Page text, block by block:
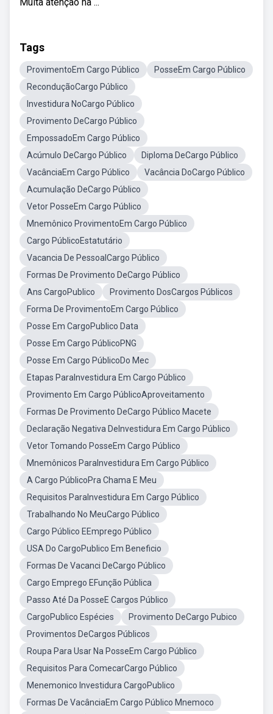
Tags
ProvimentoEm Cargo Público
PosseEm Cargo Público
ReconduçãoCargo Público
Investidura NoCargo Público
Provimento DeCargo Público
EmpossadoEm Cargo Público
Acúmulo DeCargo Público
Diploma DeCargo Público
VacânciaEm Cargo Público
Vacância DoCargo Público
Acumulação DeCargo Público
Vetor PosseEm Cargo Público
Mnemônico ProvimentoEm Cargo Público
Cargo PúblicoEstatutário
Vacancia De PessoalCargo Público
Formas De Provimento DeCargo Público
Ans CargoPublico
Provimento DosCargos Públicos
Forma De ProvimentoEm Cargo Público
Posse Em CargoPublico Data
Posse Em Cargo PúblicoPNG
Posse Em Cargo PúblicoDo Mec
Etapas ParaInvestidura Em Cargo Público
Provimento Em Cargo PúblicoAproveitamento
Formas De Provimento DeCargo Público Macete
Declaração Negativa DeInvestidura Em Cargo Público
Vetor Tomando PosseEm Cargo Público
Mnemônicos ParaInvestidura Em Cargo Público
A Cargo PúblicoPra Chama E Meu
Requisitos ParaInvestidura Em Cargo Público
Trabalhando No MeuCargo Público
Cargo Público EEmprego Público
USA Do CargoPublico Em Beneficio
Formas De Vacanci DeCargo Público
Cargo Emprego EFunção Pública
Passo Até Da PosseE Cargos Público
CargoPublico Espécies
Provimento DeCargo Pubico
Provimentos DeCargos Públicos
Roupa Para Usar Na PosseEm Cargo Público
Requisitos Para ComecarCargo Público
Menemonico Investidura CargoPublico
Formas De VacânciaEm Cargo Público Mnemoco